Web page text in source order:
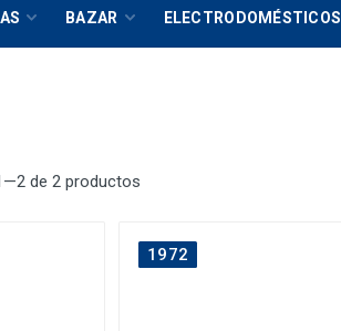
BAZAR ELECTRODOMÉSTICOS
de 2 productos
1972